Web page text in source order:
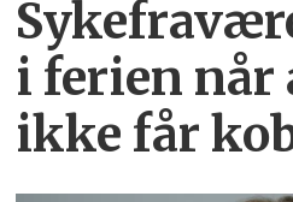
i ferien når
ikke får